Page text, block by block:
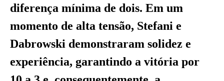
diferença mínima de dois. Em um
momento de alta tensão, Stefani e
Dabrowski demonstraram solidez e
experiência, garantindo a vitória por